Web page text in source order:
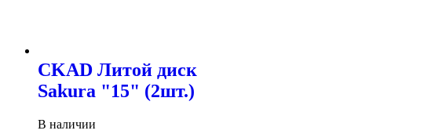
CKAD Литой диск
Sakura "15" (2шт.)
В наличии